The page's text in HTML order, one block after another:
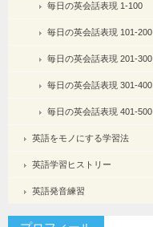
毎日の英会話表現 1-100
毎日の英会話表現 101-200
毎日の英会話表現 201-300
毎日の英会話表現 301-400
毎日の英会話表現 401-500
英語をモノにする学習法
英語学習ヒストリー
英語発音練習